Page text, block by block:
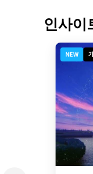
인사이
NEW